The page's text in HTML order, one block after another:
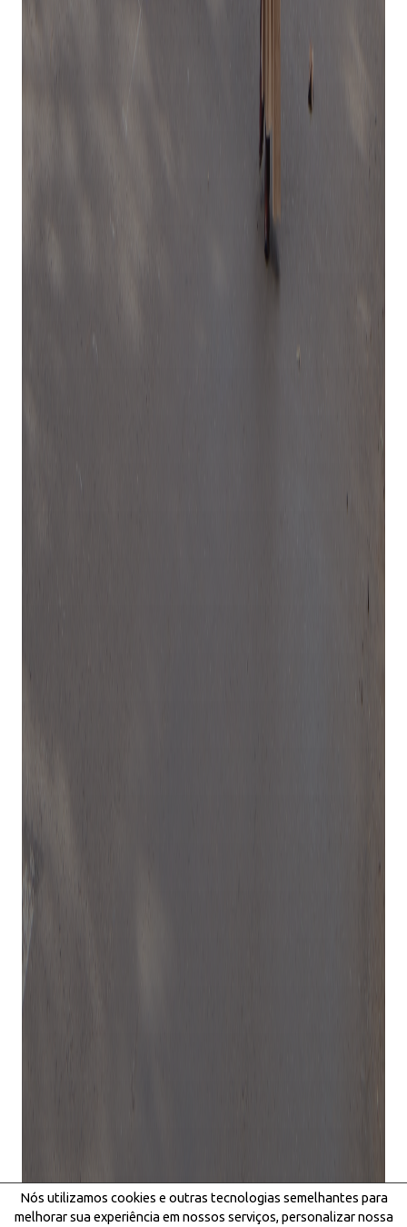
Nós utilizamos cookies e outras tecnologias semelhantes para
melhorar sua experiência em nossos serviços, personalizar nossa